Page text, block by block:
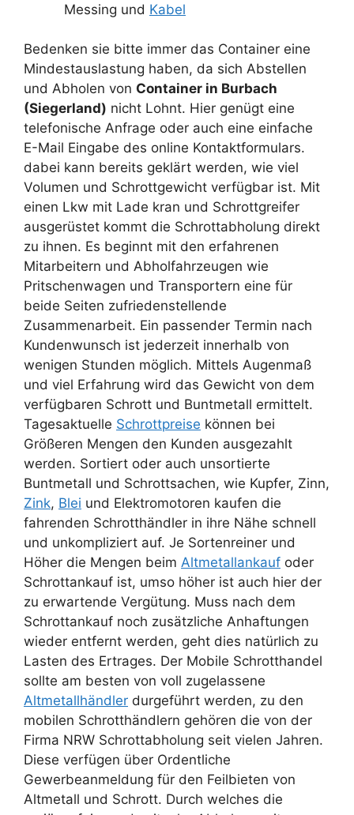
Messing und Kabel
Bedenken sie bitte immer das Container eine
Mindestauslastung haben, da sich Abstellen
und Abholen von Container in Burbach
(Siegerland) nicht Lohnt. Hier genügt eine
telefonische Anfrage oder auch eine einfache
E-Mail Eingabe des online Kontaktformulars.
dabei kann bereits geklärt werden, wie viel
Volumen und Schrottgewicht verfügbar ist. Mit
einen Lkw mit Lade kran und Schrottgreifer
ausgerüstet kommt die Schrottabholung direkt
zu ihnen. Es beginnt mit den erfahrenen
Mitarbeitern und Abholfahrzeugen wie
Pritschenwagen und Transportern eine für
beide Seiten zufriedenstellende
Zusammenarbeit. Ein passender Termin nach
Kundenwunsch ist jederzeit innerhalb von
wenigen Stunden möglich. Mittels Augenmaß
und viel Erfahrung wird das Gewicht von dem
verfügbaren Schrott und Buntmetall ermittelt.
Tagesaktuelle Schrottpreise können bei
Größeren Mengen den Kunden ausgezahlt
werden. Sortiert oder auch unsortierte
Buntmetall und Schrottsachen, wie Kupfer, Zinn,
Zink, Blei und Elektromotoren kaufen die
fahrenden Schrotthändler in ihre Nähe schnell
und unkompliziert auf. Je Sortenreiner und
Höher die Mengen beim Altmetallankauf oder
Schrottankauf ist, umso höher ist auch hier der
zu erwartende Vergütung. Muss nach dem
Schrottankauf noch zusätzliche Anhaftungen
wieder entfernt werden, geht dies natürlich zu
Lasten des Ertrages. Der Mobile Schrotthandel
sollte am besten von voll zugelassene
Altmetallhändler durgeführt werden, zu den
mobilen Schrotthändlern gehören die von der
Firma NRW Schrottabholung seit vielen Jahren.
Diese verfügen über Ordentliche
Gewerbeanmeldung für den Feilbieten von
Altmetall und Schrott. Durch welches die